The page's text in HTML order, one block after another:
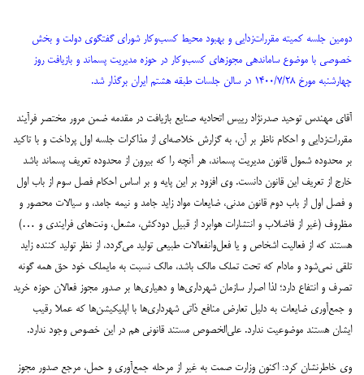
دومین جلسه کمیته مقررات‌زدایی و بهبود محیط کسب‌و‌کار شورای گفتگوی دولت و بخش
خصوصی با موضوع ساماندهی مجوزهای کسب‌وکار در حوزه مدیریت پسماند و بازیافت روز
چهارشنبه مورخ ۱۴۰۰/۷/۲۸ در سالن جلسات طبقه هشتم ایران برگذار شد.
آقای مهندس توحید صدرنژاد رییس اتحادیه صنایع بازیافت در مقدمه ضمن مرور مختصر فرآیند
مقررات‌زدایی و احکام ناظر بر آن، به گزارش خلاصه‌ای از مذاکرات جلسه اول پرداخت و با تاکید
بر محدوده شمول قانون مدیریت پسماند، هر آنچه را که بیرون از محدوده تعریف پسماند باشد
خارج از تعریف این قانون دانست. وی افزود بر این پایه و بر اساس احکام فصل سوم از باب اول
و فصل اول از باب دوم قانون مدنی، ضایعات مواد زاید جامد و نیمه جامد، و سیالات محصور و
مظروف (غیر از فاضلاب و انتشارات هوابرد از قبیل دودکش، مشعل، ونت‌های فرایندی و …)
هستند که از فعالیت اشخاص و یا فعل‌و‌انفعالات طبیعی تولید می‌گردد، از نظر تولید کننده‌ زاید
تلقی نمی‌شود و مادام که تحت تملک مالک باشد، مالک نسبت به مایملک خود حق همه گونه
تصرف و انتفاع دارد؛ لذا اصرار سازمان شهرداری‌ها و دهیاری‌ها بر صدور مجوز فعالان حوزه خرید
و جمع‌آوری ضایعات به دلیل تعارض منافع ذاتی شهرداری‌ها با اپلیکیشن‌ها که عملا رقیب
ایشان هستند موضوعیت ندارد. علی‌الخصوص مستند قانونی هم در این خصوص وجود ندارد.
وی خاطرنشان کرد: اکنون وزارت صمت به غیر از مرحله جمع‌آوری و حمل، مرجع صدور مجوز